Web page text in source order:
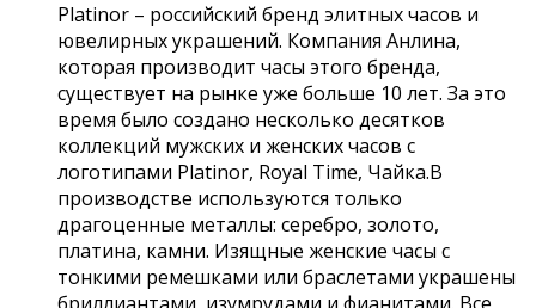
Platinor – российский бренд элитных часов и
ювелирных украшений. Компания Анлина,
которая производит часы этого бренда,
существует на рынке уже больше 10 лет. За это
время было создано несколько десятков
коллекций мужских и женских часов с
логотипами Platinor, Royal Time, Чайка.В
производстве используются только
драгоценные металлы: серебро, золото,
платина, камни. Изящные женские часы с
тонкими ремешками или браслетами украшены